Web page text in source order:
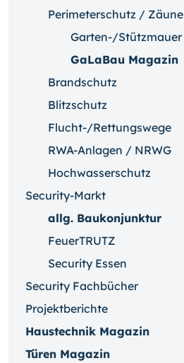
Perimeterschutz / Zäune
Garten-/Stützmauer
GaLaBau Magazin
Brandschutz
Blitzschutz
Flucht-/Rettungswege
RWA-Anlagen / NRWG
Hochwasserschutz
Security-Markt
allg. Baukonjunktur
FeuerTRUTZ
Security Essen
Security Fachbücher
Projektberichte
Haustechnik Magazin
Türen Magazin